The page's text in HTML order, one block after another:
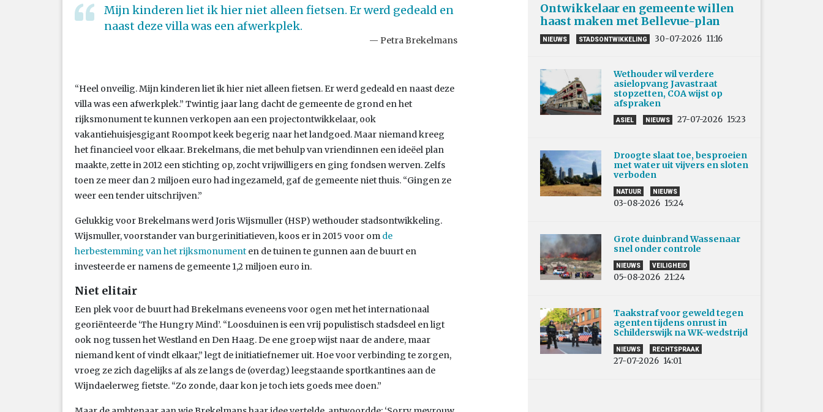
Mijn kinderen liet ik hier niet alleen fietsen. Er werd gedeald en
naast deze villa was een afwerkplek.
Petra Brekelmans
“Heel onveilig. Mijn kinderen liet ik hier niet alleen fietsen. Er werd gedeald en naast deze
villa was een afwerkplek.” Twintig jaar lang dacht de gemeente de grond en het
rijksmonument te kunnen verkopen aan een projectontwikkelaar, ook
vakantiehuisjesgigant Roompot keek begerig naar het landgoed. Maar niemand kreeg
het financieel voor elkaar. Brekelmans, die met behulp van vriendinnen een ideëel plan
maakte, zette in 2012 een stichting op, zocht vrijwilligers en ging fondsen werven. Zelfs
toen ze meer dan 2 miljoen euro had ingezameld, gaf de gemeente niet thuis. “Gingen ze
weer een tender uitschrijven.”
Gelukkig voor Brekelmans werd Joris Wijsmuller (HSP) wethouder stadsontwikkeling.
Wijsmuller, voorstander van burgerinitiatieven, koos er in 2015 voor om de
herbestemming van het rijksmonument en de tuinen te gunnen aan de buurt en
investeerde er namens de gemeente 1,2 miljoen euro in.
Niet elitair
Een plek voor de buurt had Brekelmans eveneens voor ogen met het internationaal
georiënteerde ‘The Hungry Mind’. “Loosduinen is een vrij populistisch stadsdeel en ligt
ook nog tussen het Westland en Den Haag. De ene groep wijst naar de andere, maar
niemand kent of vindt elkaar,” legt de initiatiefnemer uit. Hoe voor verbinding te zorgen,
vroeg ze zich dagelijks af als ze langs de (overdag) leegstaande sportkantines aan de
Wijndaelerweg fietste. “Zo zonde, daar kon je toch iets goeds mee doen.”
Ontwikkelaar en gemeente willen
haast maken met Bellevue-plan
NIEUWS STADSONTWIKKELING 30-07-2026 11:16
Wethouder wil verdere
asielopvang Javastraat
stopzetten, COA wijst op
afspraken
ASIEL NIEUWS 27-07-2026 15:23
Droogte slaat toe, besproeien
met water uit vijvers en sloten
verboden
NATUUR NIEUWS
03-08-2026 15:24
Grote duinbrand Wassenaar
snel onder controle
NIEUWS VEILIGHEID
05-08-2026 21:24
Taakstraf voor geweld tegen
agenten tijdens onrust in
Schilderswijk na WK-wedstrijd
NIEUWS RECHTSPRAAK
27-07-2026 14:01